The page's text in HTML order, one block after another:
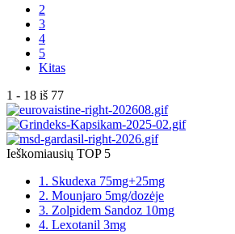
2
3
4
5
Kitas
1 - 18 iš 77
Ieškomiausių TOP 5
1. Skudexa 75mg+25mg
2. Mounjaro 5mg/dozėje
3. Zolpidem Sandoz 10mg
4. Lexotanil 3mg